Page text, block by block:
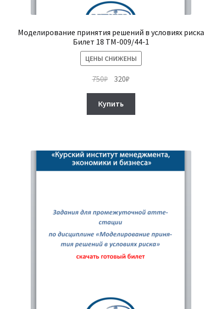
Моделирование принятия решений в условиях риска
Билет 18 ТМ-009/44-1
ЦЕНЫ СНИЖЕНЫ
750₽ Первоначальная
составляла
750₽.
320₽
Купить